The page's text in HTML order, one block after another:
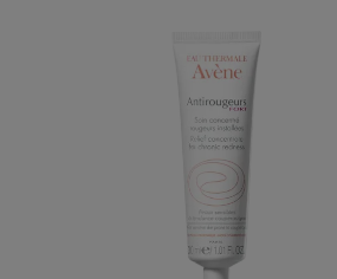
Concentrado